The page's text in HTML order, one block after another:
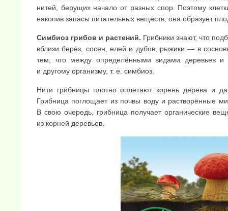
нитей, берущих начало от разных спор. Поэтому
накопив запасы питательных веществ, она образует
Симбиоз грибов и растений. Грибники знают, что
вблизи берёз, сосен, елей и дубов, рыжики — в
тем, что между определёнными видами деревьев и
и другому организму, т. е. симбиоз.
Нити грибницы плотно оплетают корень дерева и
Грибница поглощает из почвы воду и растворённые
В свою очередь, грибница получает органические
из корней деревьев.